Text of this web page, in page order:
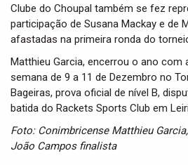
Clube do Choupal também se fez
participação de Susana Mackay e de
afastadas na primeira ronda do
Matthieu Garcia, encerrou o ano com
semana de 9 a 11 de Dezembro no
Bageiras, prova oficial de nível B,
batida do Rackets Sports Club em
Foto: Conimbricense Matthieu
João Campos finalista